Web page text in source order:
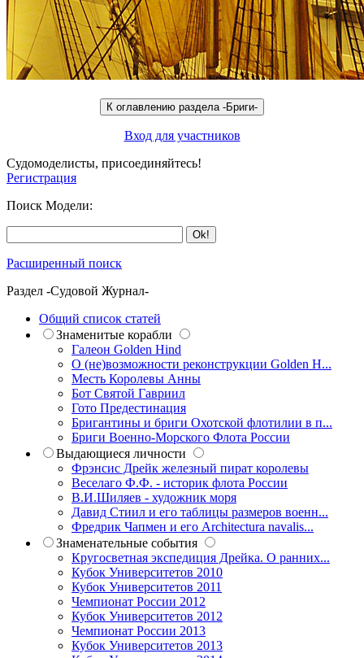
Вход для участников
Судомоделисты, присоединяйтесь!
Регистрация
Поиск Модели:
Расширенный поиск
Раздел -Судовой Журнал-
Общий список статей
Знаменитые корабли
Галеон Golden Hind
О (не)возможности реконструкции Golden H...
Месть Королевы Анны
Бот Святой Гавриил
Гото Предестинация
Бригантины и бриги Охотской флотилии в п...
Бриги Военно-Морского Флота России
Выдающиеся личности
Фрэнсис Дрейк железный пират королевы
Веселаго Ф.Ф. - историк флота России
В.И.Шиляев - художник моря
Давид Стиил и его таблицы размеров военн...
Фредрик Чапмен и его Architectura navalis...
Знаменательные события
Кругосветная экспедиция Дрейка. О ранних...
Кубок Университетов 2010
Кубок Университетов 2011
Чемпионат России 2012
Кубок Университетов 2012
Чемпионат России 2013
Кубок Университетов 2013